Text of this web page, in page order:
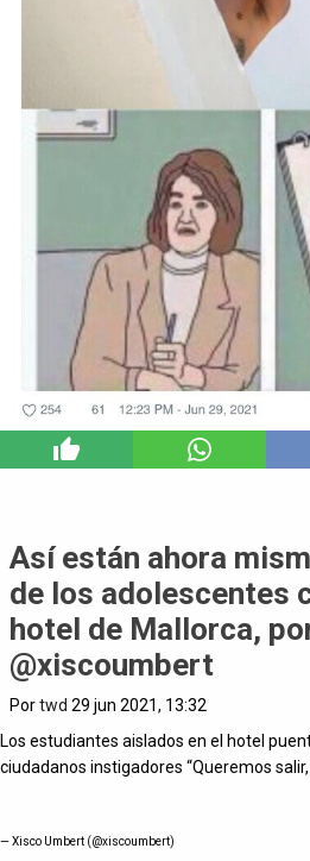
Así están ahora
de los adolescentes
hotel de Mallorca,
@xiscoumbert
Portwd 29 jun 2021, 13:32
Los estudiantes aislados en el hotel
ciudadanos instigadores “Queremos
— Xisco Umbert (@xiscoumbert)